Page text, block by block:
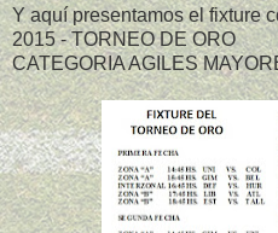
Y aquí presentamos el fixture
2015 - TORNEO DE ORO
CATEGORIA AGILES